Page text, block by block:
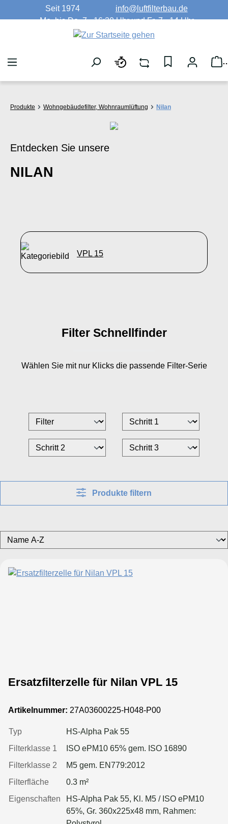
Zum Hauptinhalt springen
Seit 1974
info@luftfilterbau.de
Mo. bis Do. 7 - 16:30 Uhr und Fr. 7 - 14 Uhr
Produkte Wohngebäudefilter, Wohnraumlüftung Nilan
Entdecken Sie unsere
NILAN
VPL 15
Filter Schnellfinder
Wählen Sie mit nur Klicks die passende Filter-Serie
Produkte filtern
Ersatzfilterzelle für Nilan VPL 15
Artikelnummer: 27A03600225-H048-P00
Typ
HS-Alpha Pak 55
Filterklasse 1
ISO ePM10 65% gem. ISO 16890
Filterklasse 2
M5 gem. EN779:2012
Filterfläche
0.3 m²
Eigenschaften
HS-Alpha Pak 55, Kl. M5 / ISO ePM10
65%, Gr. 360x225x48 mm, Rahmen: